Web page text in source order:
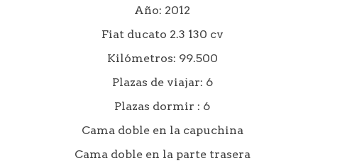
Año: 2012
Fiat ducato 2.3 130 cv
Kilómetros: 99.500
Plazas de viajar: 6
Plazas dormir : 6
Cama doble en la capuchina
Cama doble en la parte trasera